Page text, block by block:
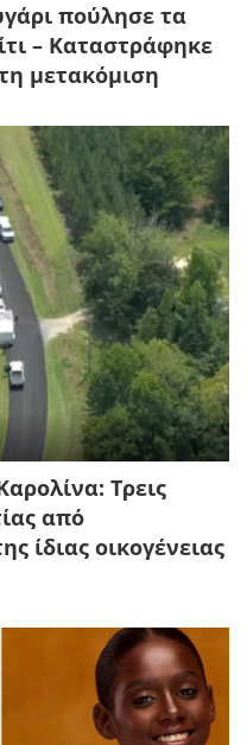
πούλησε τα
– Καταστράφηκε
μετακόμιση
Τρεις
από
ίδιας οικογένειας